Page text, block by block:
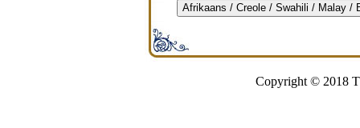
Afrikaans / Creole / Swahili / Malay
Copyright © 2018